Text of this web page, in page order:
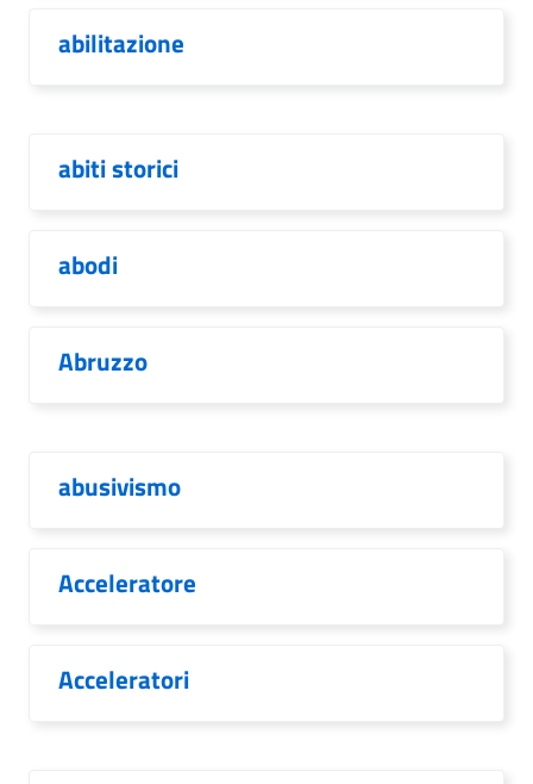
abilitazione
abiti storici
abodi
Abruzzo
abusivismo
Acceleratore
Acceleratori